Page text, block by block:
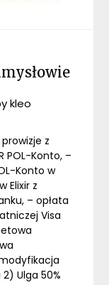
kleo
prowizje z
POL-Konto, –
Konto w
Elixir z
– opłata
Visa
Ulga 50%